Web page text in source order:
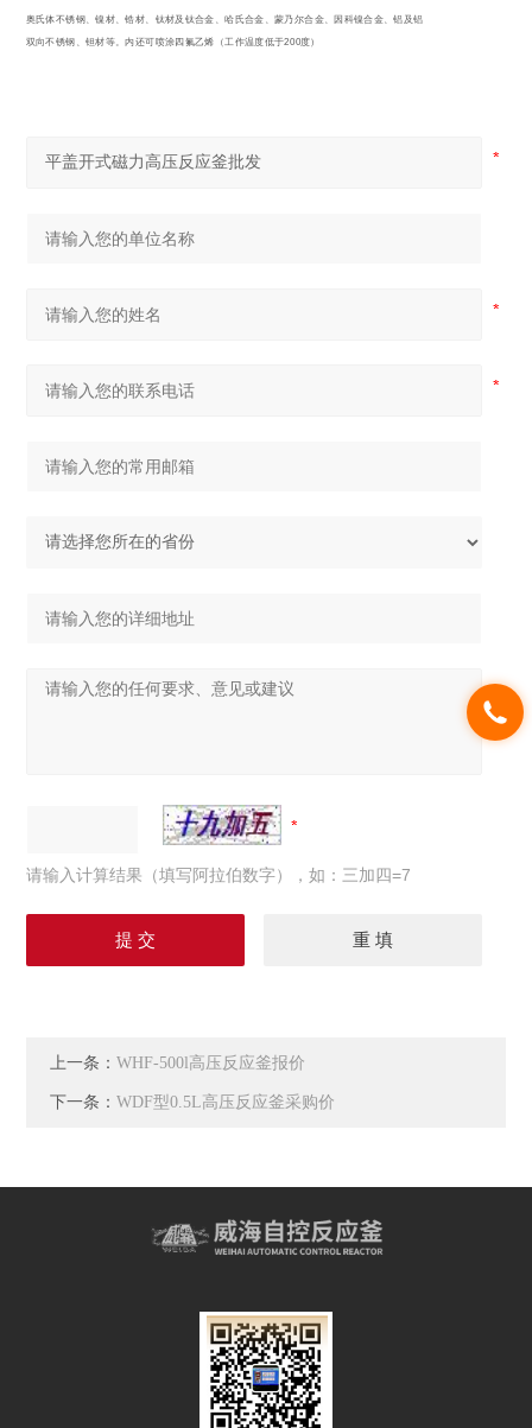
牌号奥氏体不锈钢、镍材、锆材、钛材及钛合金、哈氏合金、蒙乃尔合金、因科镍合金、铝及铝
金、双向不锈钢、钽材等。内还可喷涂四氟乙烯（工作温度低于200度）
请输入计算结果（填写阿拉伯数字），如：三加四=7
上一条：WHF-500l高压反应釜报价
下一条：WDF型0.5L高压反应釜采购价